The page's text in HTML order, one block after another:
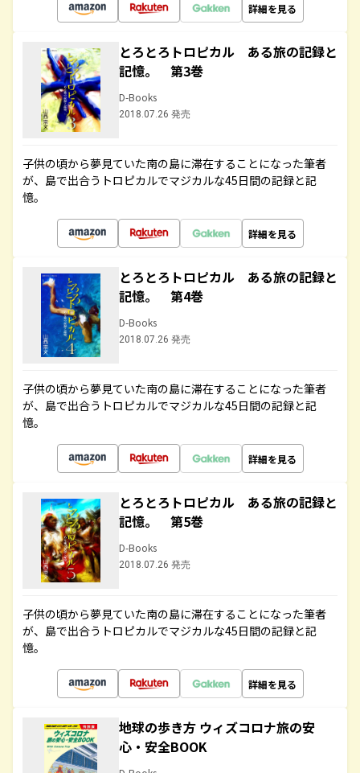
詳細を見る
とろとろトロピカル ある旅の記録と
記憶。 第3巻
D-Books
2018.07.26 発売
子供の頃から夢見ていた南の島に滞在することになった筆者
が、島で出合うトロピカルでマジカルな45日間の記録と記
憶。
詳細を見る
とろとろトロピカル ある旅の記録と
記憶。 第4巻
D-Books
2018.07.26 発売
子供の頃から夢見ていた南の島に滞在することになった筆者
が、島で出合うトロピカルでマジカルな45日間の記録と記
憶。
詳細を見る
とろとろトロピカル ある旅の記録と
記憶。 第5巻
D-Books
2018.07.26 発売
子供の頃から夢見ていた南の島に滞在することになった筆者
が、島で出合うトロピカルでマジカルな45日間の記録と記
憶。
詳細を見る
地球の歩き方 ウィズコロナ旅の安
心・安全BOOK